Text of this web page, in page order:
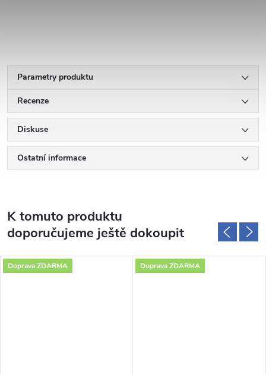
Parametry produktu
Recenze
Diskuse
Ostatní informace
K tomuto produktu
doporučujeme ještě dokoupit
Doprava ZDARMA Doprava ZDARMA